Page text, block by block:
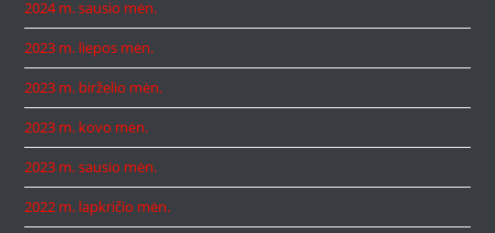
2024 m. sausio mėn.
2023 m. liepos mėn.
2023 m. birželio mėn.
2023 m. kovo mėn.
2023 m. sausio mėn.
2022 m. lapkričio mėn.